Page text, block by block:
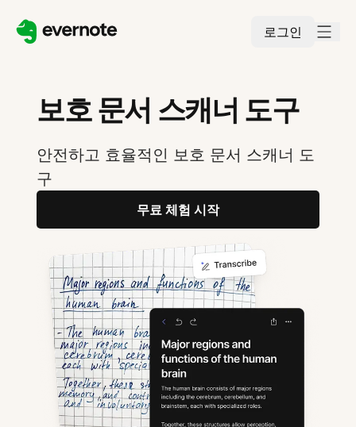
로그인
보호 문서 스캐너 도구
안전하고 효율적인 보호 문서 스캐너 도
구
무료 체험 시작